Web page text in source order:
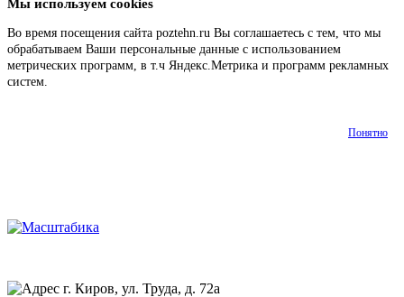
Мы используем cookies
Во время посещения сайта poztehn.ru Вы соглашаетесь с тем, что мы
обрабатываем Ваши персональные данные с использованием
метрических программ, в т.ч Яндекс.Метрика и программ рекламных
систем.
Понятно
г. Киров, ул. Труда, д. 72а